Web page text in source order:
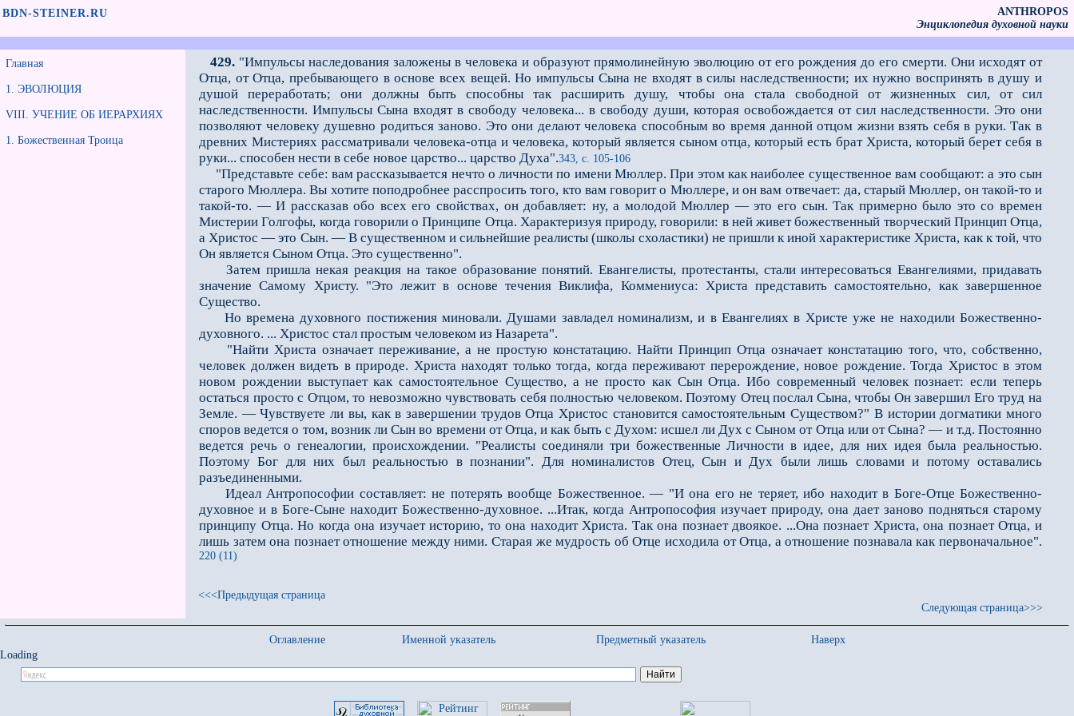
BDN-STEINER.RU
ANTHROPOS
Энциклопедия духовной науки
Главная
1. ЭВОЛЮЦИЯ
VIII. УЧЕНИЕ ОБ ИЕРАРХИЯХ
1. Божественная Троица
429. "Импульсы наследования заложены в человека и образуют прямолинейную эволюцию от его рождения до его смерти. Они исходят от
Отца, от Отца, пребывающего в основе всех вещей. Но импульсы Сына не входят в силы наследственности; их нужно воспринять в душу и
душой переработать; они должны быть способны так расширить душу, чтобы она стала свободной от жизненных сил, от сил
наследственности. Импульсы Сына входят в свободу человека... в свободу души, которая освобождается от сил наследственности. Это они
позволяют человеку душевно родиться заново. Это они делают человека способным во время данной отцом жизни взять себя в руки. Так в
древних Мистериях рассматривали человека-отца и человека, который является сыном отца, который есть брат Христа, который берет себя в
руки... способен нести в себе новое царство... царство Духа".343, с. 105-106
"Представьте себе: вам рассказывается нечто о личности по имени Мюллер. При этом как наиболее существенное вам сообщают: а это сын
старого Мюллера. Вы хотите поподробнее расспросить того, кто вам говорит о Мюллере, и он вам отвечает: да, старый Мюллер, он такой-то и
такой-то. — И рассказав обо всех его свойствах, он добавляет: ну, а молодой Мюллер — это его сын. Так примерно было это со времен
Мистерии Голгофы, когда говорили о Принципе Отца. Характеризуя природу, говорили: в ней живет божественный творческий Принцип Отца,
а Христос — это Сын. — В существенном и сильнейшие реалисты (школы схоластики) не пришли к иной характеристике Христа, как к той, что
Он является Сыном Отца. Это существенно".
Затем пришла некая реакция на такое образование понятий. Евангелисты, протестанты, стали интересоваться Евангелиями, придавать
значение Самому Христу. "Это лежит в основе течения Виклифа, Коммениуса: Христа представить самостоятельно, как завершенное
Существо.
Но времена духовного постижения миновали. Душами завладел номинализм, и в Евангелиях в Христе уже не находили Божественно-
духовного. ... Христос стал простым человеком из Назарета".
"Найти Христа означает переживание, а не простую констатацию. Найти Принцип Отца означает констатацию того, что, собственно,
человек должен видеть в природе. Христа находят только тогда, когда переживают перерождение, новое рождение. Тогда Христос в этом
новом рождении выступает как самостоятельное Существо, а не просто как Сын Отца. Ибо современный человек познает: если теперь
остаться просто с Отцом, то невозможно чувствовать себя полностью человеком. Поэтому Отец послал Сына, чтобы Он завершил Его труд на
Земле. — Чувствуете ли вы, как в завершении трудов Отца Христос становится самостоятельным Существом?" В истории догматики много
споров ведется о том, возник ли Сын во времени от Отца, и как быть с Духом: исшел ли Дух с Сыном от Отца или от Сына? — и т.д. Постоянно
ведется речь о генеалогии, происхождении. "Реалисты соединяли три божественные Личности в идее, для них идея была реальностью.
Поэтому Бог для них был реальностью в познании". Для номиналистов Отец, Сын и Дух были лишь словами и потому оставались
разъединенными.
Идеал Антропософии составляет: не потерять вообще Божественное. — "И она его не теряет, ибо находит в Боге-Отце Божественно-
духовное и в Боге-Сыне находит Божественно-духовное. ...Итак, когда Антропософия изучает природу, она дает заново подняться старому
принципу Отца. Но когда она изучает историю, то она находит Христа. Так она познает двоякое. ...Она познает Христа, она познает Отца, и
лишь затем она познает отношение между ними. Старая же мудрость об Отце исходила от Отца, а отношение познавала как первоначальное".
220 (11)
<<<Предыдущая страница
Следующая страница>>>
Оглавление Именной указатель Предметный указатель
Наверх
Loading